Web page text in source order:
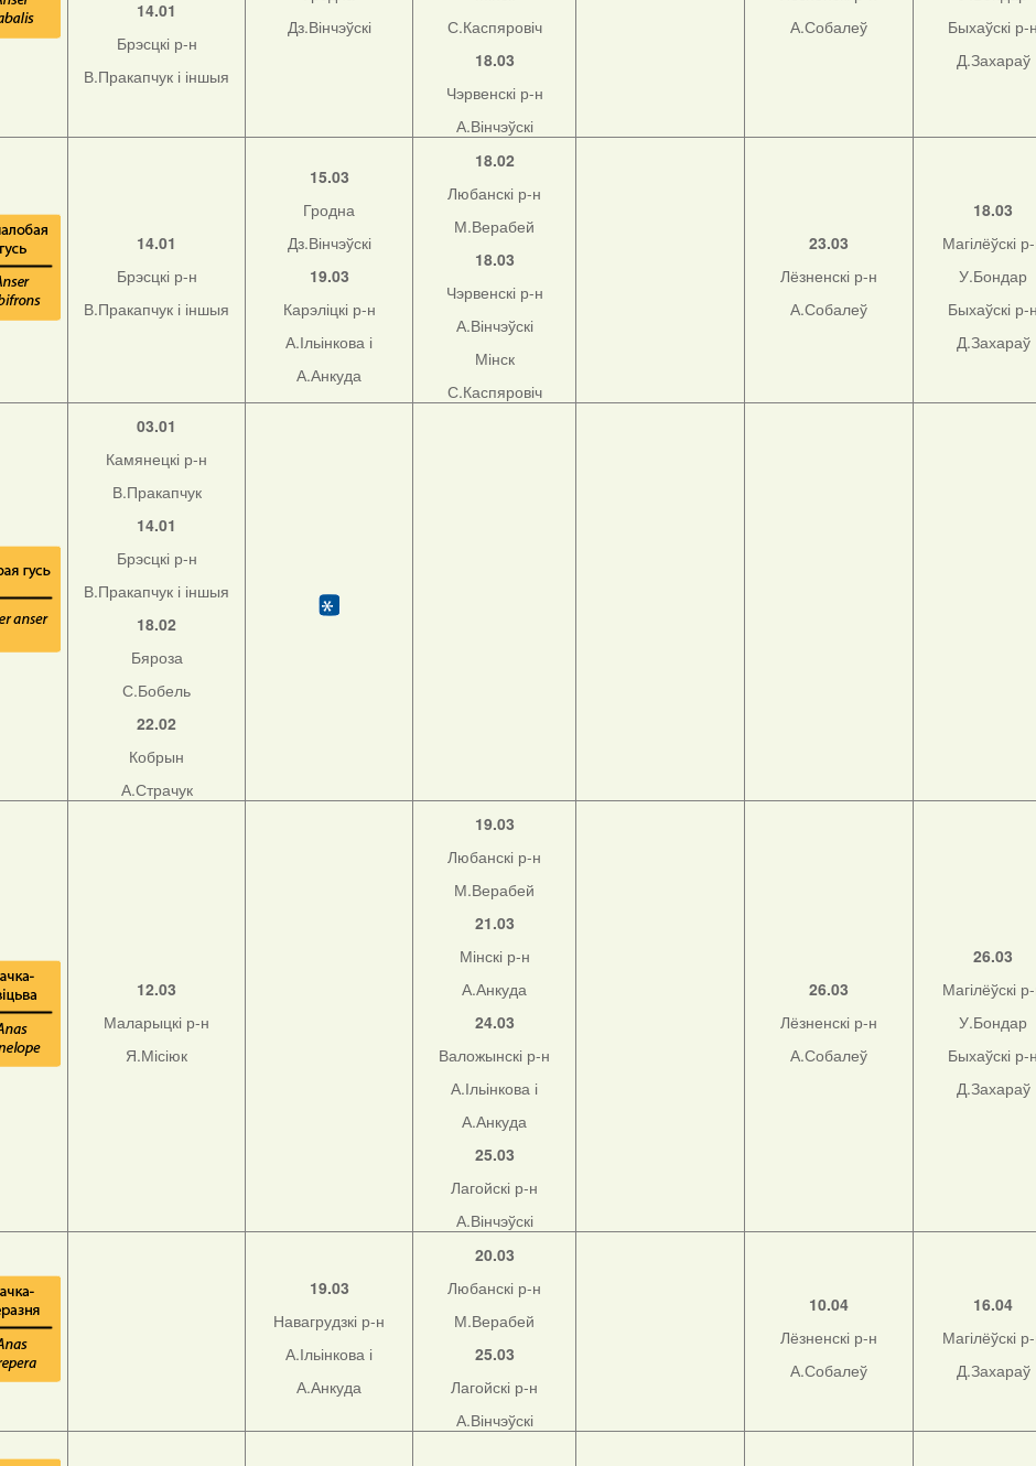
14.01
Брэсцкі р-н
В.Пракапчук і іншыя
Дз.Вінчэўскі
С.Каспяровіч
18.03
Чэрвенскі р-н
А.Вінчэўскі
А.Собалеў
Быхаўскі р-
Д.Захараў
14.01
Брэсцкі р-н
В.Пракапчук і іншыя
15.03
Гродна
Дз.Вінчэўскі
19.03
Карэліцкі р-н
А.Ільінкова і
А.Анкуда
18.02
Любанскі р-н
М.Верабей
18.03
Чэрвенскі р-н
А.Вінчэўскі
Мінск
С.Каспяровіч
23.03
Лёзненскі р-н
А.Собалеў
18.03
Магілёўскі
У.Бондар
Быхаўскі р-
Д.Захараў
03.01
Камянецкі р-н
В.Пракапчук
14.01
Брэсцкі р-н
В.Пракапчук і іншыя
18.02
Бяроза
С.Бобель
22.02
Кобрын
А.Страчук
12.03
Маларыцкі р-н
Я.Місіюк
19.03
Любанскі р-н
М.Верабей
21.03
Мінскі р-н
А.Анкуда
24.03
Валожынскі р-н
А.Ільінкова і
А.Анкуда
25.03
Лагойскі р-н
А.Вінчэўскі
26.03
Лёзненскі р-н
А.Собалеў
26.03
Магілёўскі
У.Бондар
Быхаўскі р-
Д.Захараў
19.03
Навагрудзкі р-н
А.Ільінкова і
А.Анкуда
20.03
Любанскі р-н
М.Верабей
25.03
Лагойскі р-н
А.Вінчэўскі
10.04
Лёзненскі р-н
А.Собалеў
16.04
Магілёўскі
Д.Захараў